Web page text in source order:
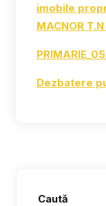
imobile
MACNOR T.N
Dezbatere
Caută